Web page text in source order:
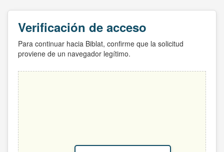
Verificación de acceso
Para continuar hacia Biblat, confirme que la solicitud
proviene de un navegador legítimo.